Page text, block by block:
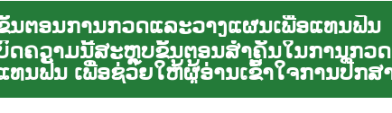
ນຕອນການກວດແລະວາງແຜນເພື່ອແທນຟັນ
ດຄວາມນີ້ສະຫຼຸບຂັ້ນຕອນສໍາຄັນໃນການກວ
ທນຟັນ ເພື່ອຊ່ວຍໃຫ້ຜູ້ອ່ານເຂົ້າໃຈການປືກສ
ານປູນກະດູກ...